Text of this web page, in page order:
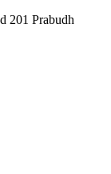
201 Prabudh